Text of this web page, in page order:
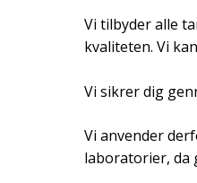
Vi tilbyder alle
kvaliteten. Vi
Vi sikrer dig
Vi anvender
laboratorier, da